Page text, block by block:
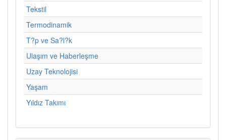
Tekstil
Termodinamik
T?p ve Sa?l?k
Ulaşım ve Haberleşme
Uzay Teknolojisi
Yaşam
Yıldız Takımı